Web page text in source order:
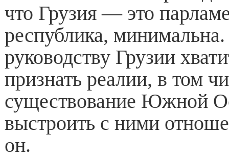
что Грузия — это
республика,
руководству Грузии
признать реалии, в том
существование Южной
выстроить с ними
он.